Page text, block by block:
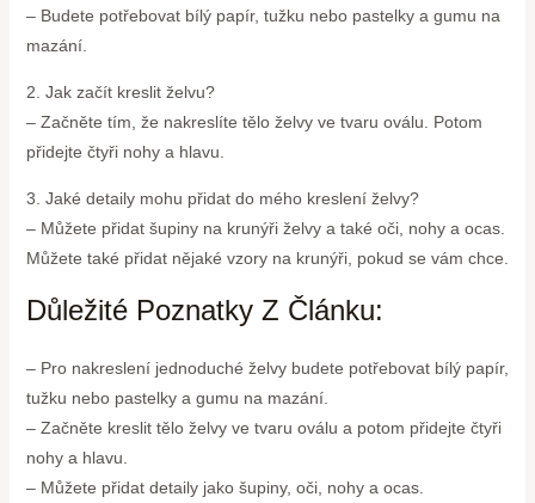
– Budete potřebovat bílý papír, tužku nebo pastelky a gumu na
mazání.
2. Jak začít kreslit želvu?
– Začněte tím, že nakreslíte tělo želvy ve tvaru oválu. Potom
přidejte čtyři nohy a hlavu.
3. Jaké detaily mohu přidat do mého kreslení želvy?
– Můžete přidat šupiny na krunýři želvy a také oči, nohy a ocas.
Můžete také přidat nějaké vzory na krunýři, pokud se vám chce.
Důležité Poznatky Z Článku:
– Pro nakreslení jednoduché želvy budete potřebovat bílý papír,
tužku nebo pastelky a gumu na mazání.
– Začněte kreslit tělo želvy ve tvaru oválu a potom přidejte čtyři
nohy a hlavu.
– Můžete přidat detaily jako šupiny, oči, nohy a ocas.